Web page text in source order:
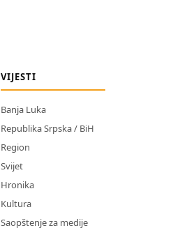
VIJESTI
Banja Luka
Republika Srpska / BiH
Region
Svijet
Hronika
Kultura
Saopštenje za medije